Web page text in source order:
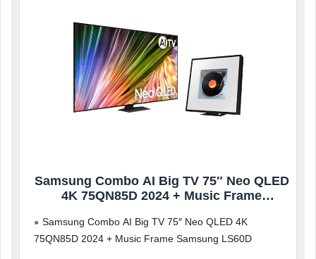
Samsung Combo AI Big TV 75″ Neo QLED
4K 75QN85D 2024 + Music Frame
Samsung Combo AI Big TV 75″ Neo QLED 4K
75QN85D 2024 + Music Frame Samsung LS60D